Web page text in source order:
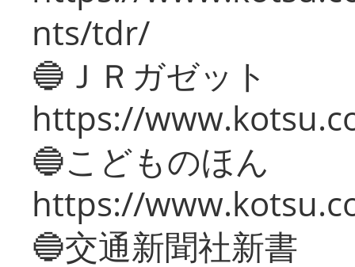
nts/tdr/
🔵ＪＲガゼット
https://
🔵こどものほん
https://
🔵交通新聞社新書